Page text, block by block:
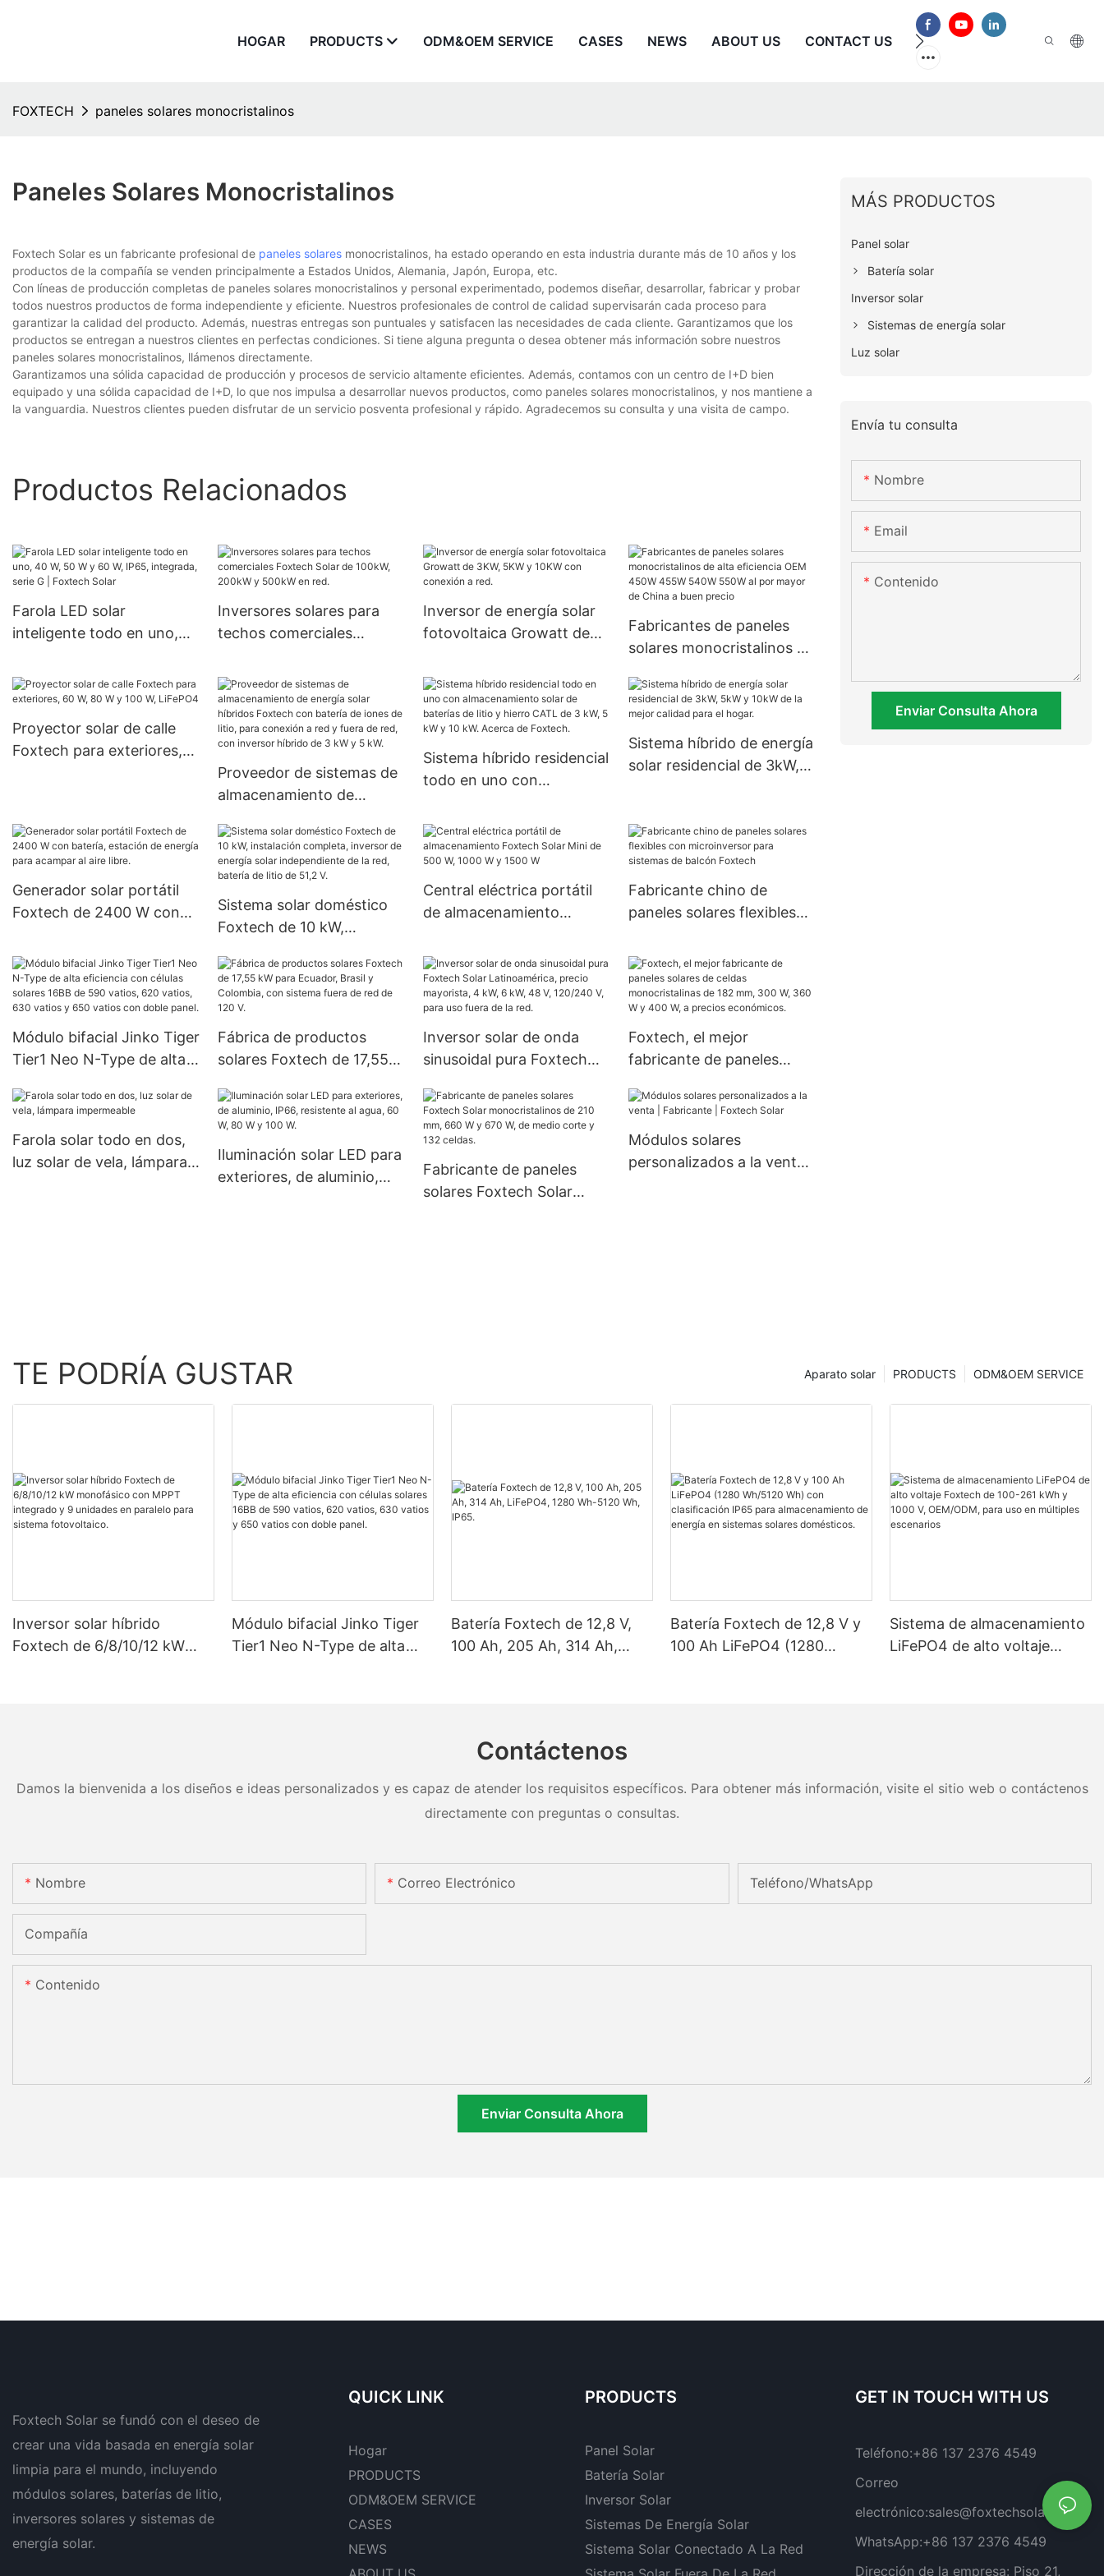
HOGAR PRODUCTS ODM&OEM SERVICE CASES NEWS ABOUT US CONTACT US PREGUNTAS FRECUENTES
FOXTECH paneles solares monocristalinos
Paneles Solares Monocristalinos
Foxtech Solar es un fabricante profesional de paneles solares monocristalinos, ha estado operando en esta industria durante más de 10 años y los
productos de la compañía se venden principalmente a Estados Unidos, Alemania, Japón, Europa, etc.
Con líneas de producción completas de paneles solares monocristalinos y personal experimentado, podemos diseñar, desarrollar, fabricar y probar
todos nuestros productos de forma independiente y eficiente. Nuestros profesionales de control de calidad supervisarán cada proceso para
garantizar la calidad del producto. Además, nuestras entregas son puntuales y satisfacen las necesidades de cada cliente. Garantizamos que los
productos se entregan a nuestros clientes en perfectas condiciones. Si tiene alguna pregunta o desea obtener más información sobre nuestros
paneles solares monocristalinos, llámenos directamente.
Garantizamos una sólida capacidad de producción y procesos de servicio altamente eficientes. Además, contamos con un centro de I+D bien
equipado y una sólida capacidad de I+D, lo que nos impulsa a desarrollar nuevos productos, como paneles solares monocristalinos, y nos mantiene a
la vanguardia. Nuestros clientes pueden disfrutar de un servicio posventa profesional y rápido. Agradecemos su consulta y una visita de campo.
Productos Relacionados
Farola LED solar
inteligente todo en uno,
integrada, serie G |
Foxtech Solar
Inversores solares para
techos comerciales
200kW y 500kW en red.
Inversor de energía solar
fotovoltaica Growatt de
conexión a red.
Fabricantes de paneles
solares monocristalinos de
455W 540W 550W al por
mayor de China a buen
precio
Proyector solar de calle
Foxtech para exteriores,
Proveedor de sistemas de
almacenamiento de
Foxtech con batería de
iones de litio, para
conexión a red y fuera de
red, con inversor híbrido
de 3 kW y 5 kW.
Sistema híbrido residencial
todo en uno con
baterías de litio y hierro
CATL de 3 kW, 5 kW y 10
kW. Acerca de Foxtech.
Sistema híbrido de energía
solar residencial de 3kW,
Generador solar portátil
Foxtech de 2400 W con
energía para acampar al
aire libre.
Sistema solar doméstico
Foxtech de 10 kW,
inversor de energía solar
independiente de la red,
batería de litio de 51,2 V.
Central eléctrica portátil
de almacenamiento
W, 1000 W y 1500 W
Fabricante chino de
paneles solares flexibles
sistemas de balcón
Foxtech
Módulo bifacial Jinko Tiger
Tier1 Neo N-Type de alta
solares 16BB de 590
vatios y 650 vatios con
doble panel.
Fábrica de productos
solares Foxtech de 17,55
Colombia, con sistema
fuera de red de 120 V.
Inversor solar de onda
sinusoidal pura Foxtech
precio mayorista, 4 kW, 6
kW, 48 V, 120/240 V, para
uso fuera de la red.
Foxtech, el mejor
fabricante de paneles
monocristalinas de 182
W, a precios económicos.
Farola solar todo en dos,
luz solar de vela, lámpara
Iluminación solar LED para
exteriores, de aluminio,
Fabricante de paneles
solares Foxtech Solar
Módulos solares
personalizados a la venta |
MÁS PRODUCTOS
Panel solar
Batería solar
Inversor solar
Sistemas de energía solar
Luz solar
Envía tu consulta
Nombre
Email
Contenido
Enviar Consulta Ahora
TE PODRÍA GUSTAR ODM&OEM SERVICE
PRODUCTS
Aparato solar
Inversor solar híbrido
Foxtech de 6/8/10/12 kW
Módulo bifacial Jinko Tiger
Tier1 Neo N-Type de alta
Batería Foxtech de 12,8 V,
100 Ah, 205 Ah, 314 Ah,
Batería Foxtech de 12,8 V y
100 Ah LiFePO4 (1280
Sistema de almacenamiento
LiFePO4 de alto voltaje
Contáctenos
Damos la bienvenida a los diseños e ideas personalizados y es capaz de atender los requisitos específicos. Para obtener más información, visite el sitio web o contáctenos
directamente con preguntas o consultas.
Nombre Correo Electrónico Teléfono/WhatsApp
Compañía
Contenido
Enviar Consulta Ahora
Foxtech Solar se fundó con el deseo de
crear una vida basada en energía solar
limpia para el mundo, incluyendo
módulos solares, baterías de litio,
inversores solares y sistemas de
energía solar.
QUICK LINK
Hogar
PRODUCTS
ODM&OEM SERVICE
CASES
NEWS
PRODUCTS
Panel Solar
Batería Solar
Inversor Solar
Sistemas De Energía Solar
Sistema Solar Conectado A La Red
GET IN TOUCH WITH US
Teléfono:+86 137 2376 4549
Correo
electrónico:sales@foxtechsolar.com
WhatsApp:+86 137 2376 4549
Dirección de la empresa: Piso 21,